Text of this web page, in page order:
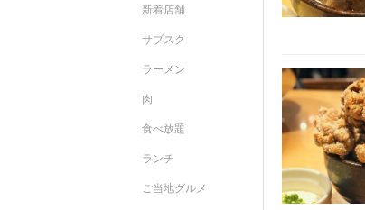
新着店舗
サブスク
ラーメン
肉
食べ放題
ランチ
ご当地グルメ